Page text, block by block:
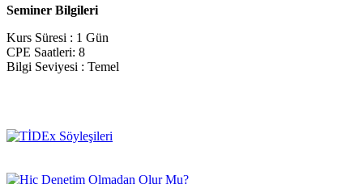
Seminer Bilgileri
Kurs Süresi : 1 Gün
CPE Saatleri: 8
Bilgi Seviyesi : Temel